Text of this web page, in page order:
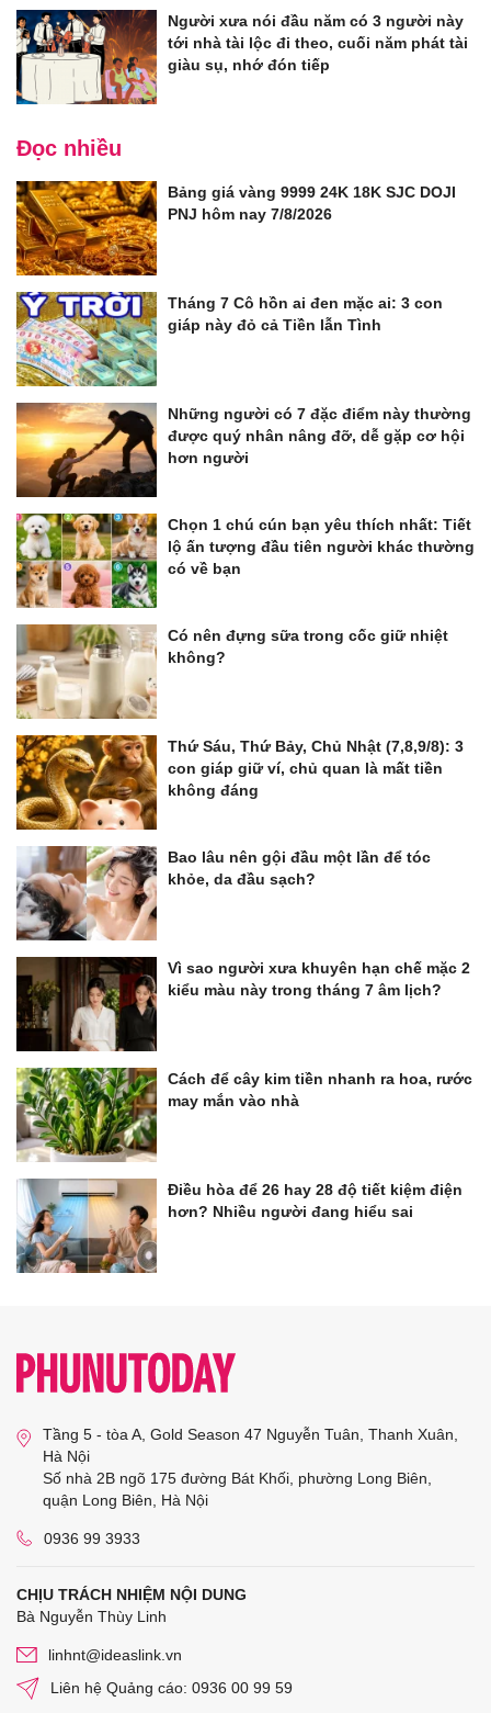
Người xưa nói đầu năm có 3 người này
tới nhà tài lộc đi theo, cuối năm phát tài
giàu sụ, nhớ đón tiếp
Đọc nhiều
Bảng giá vàng 9999 24K 18K SJC DOJI
PNJ hôm nay 7/8/2026
Tháng 7 Cô hồn ai đen mặc ai: 3 con
giáp này đỏ cả Tiền lẫn Tình
Những người có 7 đặc điểm này thường
được quý nhân nâng đỡ, dễ gặp cơ hội
hơn người
Chọn 1 chú cún bạn yêu thích nhất: Tiết
lộ ấn tượng đầu tiên người khác thường
có về bạn
Có nên đựng sữa trong cốc giữ nhiệt
không?
Thứ Sáu, Thứ Bảy, Chủ Nhật (7,8,9/8): 3
con giáp giữ ví, chủ quan là mất tiền
không đáng
Bao lâu nên gội đầu một lần để tóc
khỏe, da đầu sạch?
Vì sao người xưa khuyên hạn chế mặc 2
kiểu màu này trong tháng 7 âm lịch?
Cách để cây kim tiền nhanh ra hoa, rước
may mắn vào nhà
Điều hòa để 26 hay 28 độ tiết kiệm điện
hơn? Nhiều người đang hiểu sai
Tầng 5 - tòa A, Gold Season 47 Nguyễn Tuân, Thanh Xuân,
Hà Nội
Số nhà 2B ngõ 175 đường Bát Khối, phường Long Biên,
quận Long Biên, Hà Nội
0936 99 3933
CHỊU TRÁCH NHIỆM NỘI DUNG
Bà Nguyễn Thùy Linh
linhnt@ideaslink.vn
Liên hệ Quảng cáo: 0936 00 99 59